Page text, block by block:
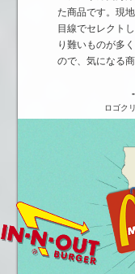
た商品です。現
目線でセレクト
り難いものが多
ので、気になる
ロゴク